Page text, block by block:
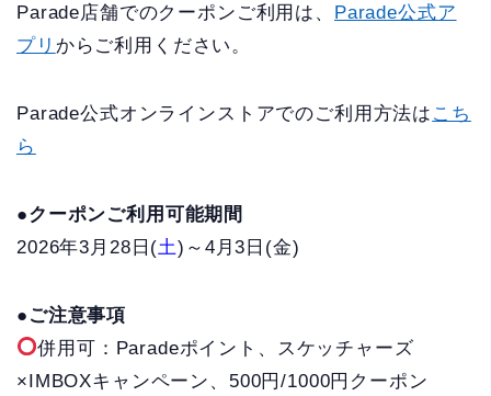
Parade店舗でのクーポンご利用は、 Parade公式ア
プリ からご利用ください。
Parade公式オンラインストアでのご利用方法は こち
ら
●クーポンご利用可能期間
2026年3月28日(土)～4月3日(金)
●ご注意事項
併用可：Paradeポイント、スケッチャーズ
×IMBOXキャンペーン、500円/1000円クーポン